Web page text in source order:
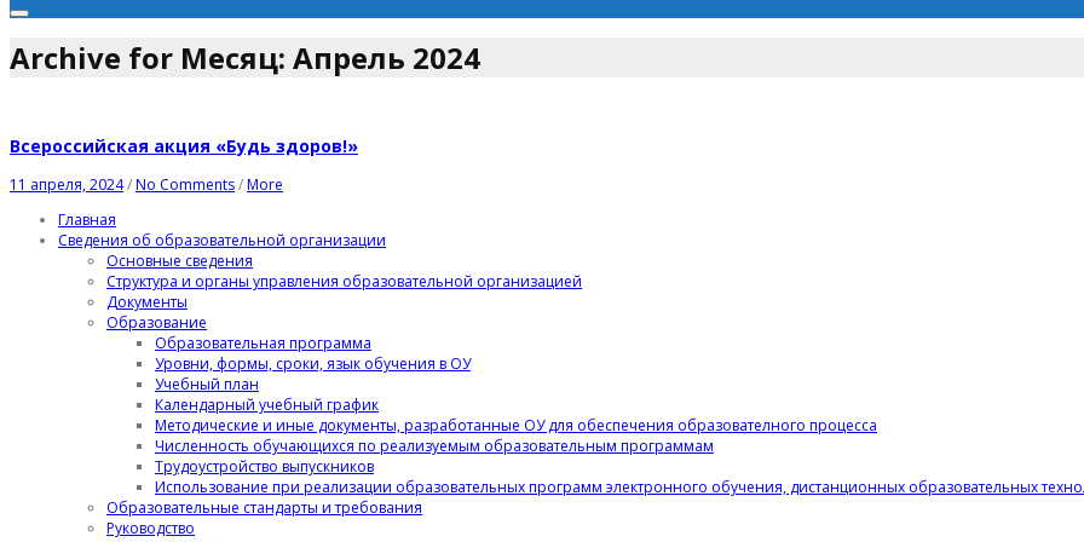
Archive for Месяц: Апрель 2024
Всероссийская акция «Будь здоров!»
11 апреля, 2024/No Comments/More
Главная
Сведения об образовательной организации
Основные сведения
Структура и органы управления образовательной организацией
Документы
Образование
Образовательная программа
Уровни, формы, сроки, язык обучения в ОУ
Учебный план
Календарный учебный график
Методические и иные документы, разработанные ОУ для обеспечения образователного процесса
Численность обучающихся по реализуемым образовательным программам
Трудоустройство выпускников
Использование при реализации образовательных программ электронного обучения, дистанционных образовательных
Образовательные стандарты и требования
Руководство